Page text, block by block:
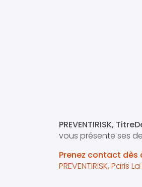
PREVENTIRISK,
vous présente ses
Prenez contact
PREVENTIRISK, Paris